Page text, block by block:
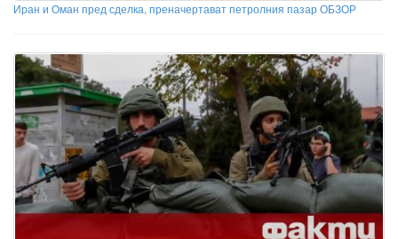
Иран и Оман пред сделка, преначертават петролния пазар ОБЗОР